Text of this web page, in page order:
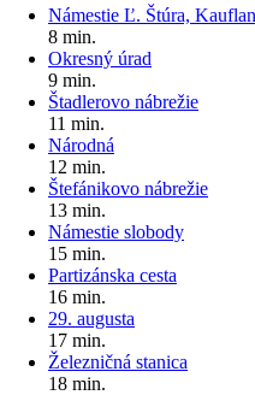
Námestie Ľ. Štúra,
8 min.
Okresný úrad
9 min.
Štadlerovo nábrežie
11 min.
Národná
12 min.
Štefánikovo nábrežie
13 min.
Námestie slobody
15 min.
Partizánska cesta
16 min.
29. augusta
17 min.
Železničná stanica
18 min.